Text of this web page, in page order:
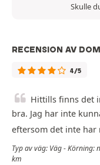
Skulle
RECENSION AV
4/5
Hittills finns det
bra. Jag har inte
eftersom det inte har
Typ av väg: Väg - Körning:
km